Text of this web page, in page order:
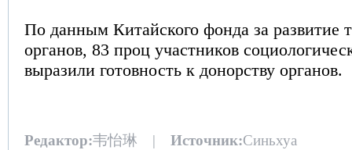
По данным Китайского фонда за развитие
органов, 83 проц участников
выразили готовность к донорству органов.
Редактор:韦怡琳 | Источник:Синьхуа